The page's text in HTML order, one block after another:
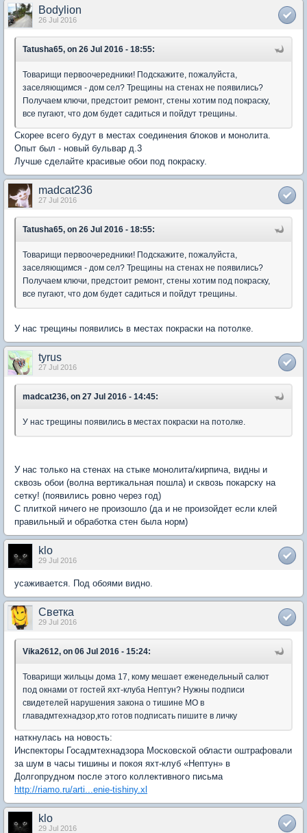
Bodylion
26 Jul 2016
Tatusha65, on 26 Jul 2016 - 18:55:
Товарищи первоочередники! Подскажите, пожалуйста,
заселяющимся - дом сел? Трещины на стенах не появились?
Получаем ключи, предстоит ремонт, стены хотим под покраску,
все пугают, что дом будет садиться и пойдут трещины.
Скорее всего будут в местах соединения блоков и монолита.
Опыт был - новый бульвар д.3
Лучше сделайте красивые обои под покраску.
madcat236
27 Jul 2016
Tatusha65, on 26 Jul 2016 - 18:55:
Товарищи первоочередники! Подскажите, пожалуйста,
заселяющимся - дом сел? Трещины на стенах не появились?
Получаем ключи, предстоит ремонт, стены хотим под покраску,
все пугают, что дом будет садиться и пойдут трещины.
У нас трещины появились в местах покраски на потолке.
tyrus
27 Jul 2016
madcat236, on 27 Jul 2016 - 14:45:
У нас трещины появились в местах покраски на потолке.
У нас только на стенах на стыке монолита/кирпича, видны и
сквозь обои (волна вертикальная пошла) и сквозь покарску на
сетку! (появились ровно через год)
С плиткой ничего не произошло (да и не произойдет если клей
правильный и обработка стен была норм)
klo
29 Jul 2016
усаживается. Под обоями видно.
Светка
29 Jul 2016
Vika2612, on 06 Jul 2016 - 15:24:
Товарищи жильцы дома 17, кому мешает еженедельный салют
под окнами от гостей яхт-клуба Нептун? Нужны подписи
свидетелей нарушения закона о тишине МО в
главадмтехнадзор,кто готов подписать пишите в личку
наткнулась на новость:
Инспекторы Госадмтехнадзора Московской области оштрафовали
за шум в часы тишины и покоя яхт-клуб «Нептун» в
Долгопрудном после этого коллективного письма
http://riamo.ru/arti...enie-tishiny.xl
klo
29 Jul 2016